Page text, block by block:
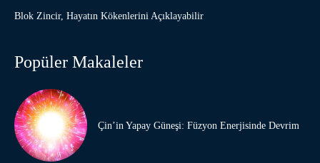
Blok Zincir, Hayatın Kökenlerini Açıklayabilir
Popüler Makaleler
Çin’in Yapay Güneşi: Füzyon Enerjisinde Devrim